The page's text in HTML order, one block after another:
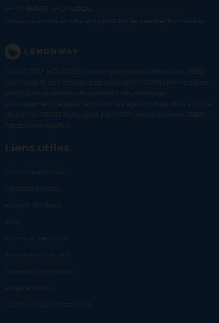
SHOP SMART SHOP
LOCAL
Faites vos achats en ville et gagnez 5% de cashback immediat !
CARLO TECHNOLOGIES est enregistrée sous l'identifiant 95922
par l’Autorité de Contrôle et de Résolution (ACPR) comme agent
prestataire de services de paiement de Lemonway
(établissement de paiement dont le siège social est situé au 8 rue
du Sentier, 75002 Paris, agréé par l’ACPR sous le numéro 16568) -
https://www.regafi.fr/
Liens utiles
Devenir partenaire
À propos de nous
Rapport d’impact
Blog
Foire aux questions
Assistant virtuel 24/7
Commerces engagés
Page de status
Carlo Business | Dashboard